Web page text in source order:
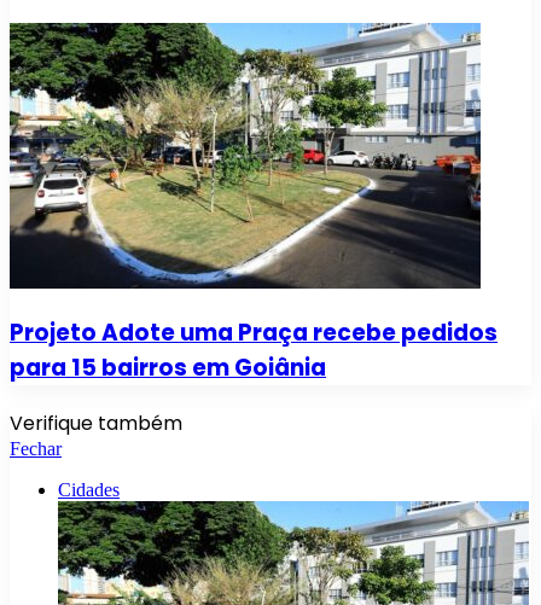
Projeto Adote uma Praça recebe pedidos
para 15 bairros em Goiânia
Verifique também
Fechar
Cidades